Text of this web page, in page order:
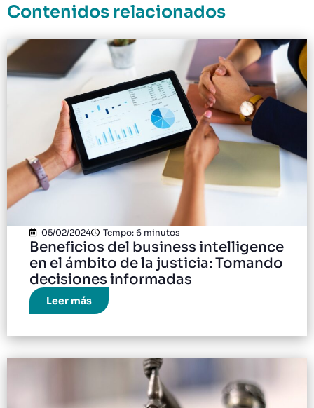
Contenidos relacionados
05/02/2024 Tempo: 6 minutos
Beneficios del business intelligence
en el ámbito de la justicia: Tomando
decisiones informadas
Leer más